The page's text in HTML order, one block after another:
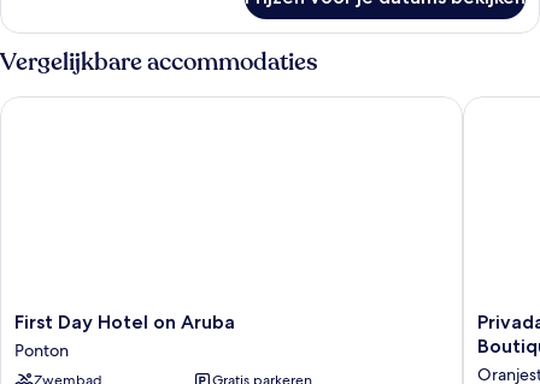
1
King
Bedroom
with
Sofa
Vergelijkbare accommodaties
First
Day
Hotel
First Day Hotel on Aruba
Ponton
Zwembad Gratis parkeren
First Day Hotel on Aruba
Privada
Stays
Privada